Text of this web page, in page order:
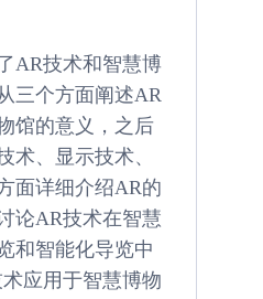
AR技术和智慧博
三个方面阐述AR
馆的意义，之后
术、显示技术、
面详细介绍AR的
论AR技术在智慧
和智能化导览中
应用于智慧博物